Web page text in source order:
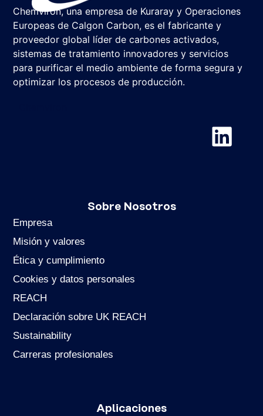
Chemviron, una empresa de Kuraray y Operaciones
Europeas de Calgon Carbon, es el fabricante y
proveedor global líder de carbones activados,
sistemas de tratamiento innovadores y servicios
para purificar el medio ambiente de forma segura y
optimizar los procesos de producción.
Sobre Nosotros
Empresa
Misión y valores
Ética y cumplimiento
Cookies y datos personales
REACH
Declaración sobre UK REACH
Sustainability
Carreras profesionales
Aplicaciones